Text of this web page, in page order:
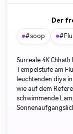
Der
#soop
Surreale 4K
Tempelstufe am
leuchtenden diya
wie auf dem
schwimmende